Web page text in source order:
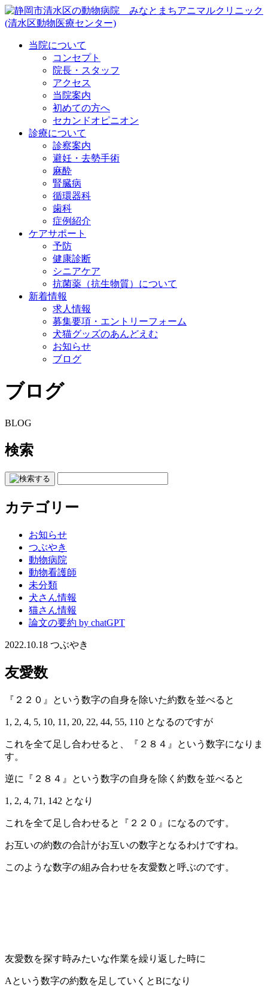
当院について
コンセプト
院長・スタッフ
アクセス
当院案内
初めての方へ
セカンドオピニオン
診療について
診察案内
避妊・去勢手術
麻酔
腎臓病
循環器科
歯科
症例紹介
ケアサポート
予防
健康診断
シニアケア
抗菌薬（抗生物質）について
新着情報
求人情報
募集要項・エントリーフォーム
犬猫グッズのあんどえむ
お知らせ
ブログ
ブログ
BLOG
検索
カテゴリー
お知らせ
つぶやき
動物病院
動物看護師
未分類
犬さん情報
猫さん情報
論文の要約 by chatGPT
2022.10.18 つぶやき
友愛数
『２２０』という数字の自身を除いた約数を並べると
1, 2, 4, 5, 10, 11, 20, 22, 44, 55, 110 となるのですが
これを全て足し合わせると、『２８４』という数字になりま
す。
逆に『２８４』という数字の自身を除く約数を並べると
1, 2, 4, 71, 142 となり
これを全て足し合わせると『２２０』になるのです。
お互いの約数の合計がお互いの数字となるわけですね。
このような数字の組み合わせを友愛数と呼ぶのです。
友愛数を探す時みたいな作業を繰り返した時に
Aという数字の約数を足していくとBになり